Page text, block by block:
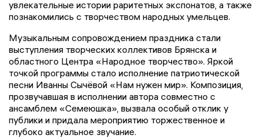
увлекательные истории раритетных экспонатов, а также
познакомились с творчеством народных умельцев.
Музыкальным сопровождением праздника стали
выступления творческих коллективов Брянска и
областного Центра «Народное творчество». Яркой
точкой программы стало исполнение патриотической
песни Иванны Сычёвой «Нам нужен мир». Композиция,
прозвучавшая в исполнении автора совместно с
ансамблем «Семеюшка», вызвала особый отклик у
публики и придала мероприятию торжественное и
глубоко актуальное звучание.